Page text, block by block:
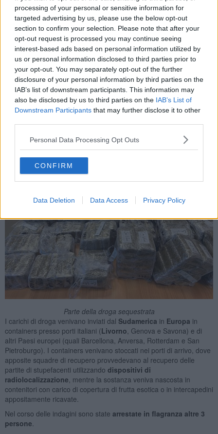
processing of your personal or sensitive information for
targeted advertising by us, please use the below opt-out
section to confirm your selection. Please note that after your
opt-out request is processed you may continue seeing
interest-based ads based on personal information utilized by
us or personal information disclosed to third parties prior to
your opt-out. You may separately opt-out of the further
disclosure of your personal information by third parties on the
IAB’s list of downstream participants. This information may
also be disclosed by us to third parties on the IAB’s List of
Downstream Participants that may further disclose it to other
Personal Data Processing Opt Outs
CONFIRM
Data Deletion Data Access Privacy Policy
Gli indagati - di nazionalità italiana, albanese, rumena ed ucraina -
sono stati ritenuti a vario titolo componenti un' associazione a
delinquerefinalizzata al traffico internazionale di sostanze
stupefacenti, con carattere transnazionale.
"Si tratta di persone già coinvolte in fatti di criminalità organizzata,
italiana ed albanese", fa sapere la procura.
In particolare, le indagini svolte dal nucleo di polizia economico-
finanziaria di Pisa e dallo Scico hanno portato a scoprire rapporti
criminali per la fornitura di droga tra esponenti della criminalità
organizzata italiana('ndrangheta, camorra) e il sodalizio criminale
Parte della droga sequestrata
I carichi di droga venivano inviati dal Sudamerica in Europa in
containers presso porti italiani (Livorno , Genova e Savona) e di
altri Paesi europei (quali Barcellona, Anversa, Rotterdam e San
Pietroburgo). I containers venivano stoccati nei porti di arrivo, dove
apposite squadre di recupero provvedevano al recupero delle
partite di stupefacenti utilizzando dispositivi di
radiolocalizzazione , mentre la sostanza veniva nascosta in
contenitori con carico di copertura di frutta esotica o in intercapedini
appositamente ricavate.
Nel corso delle indagini sono state arrestate in flagranza altre 3
persone